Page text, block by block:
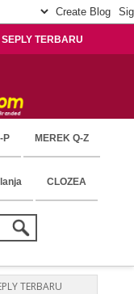
TERBARU
P MEREK Q-Z
CLOZEA
TERBARU